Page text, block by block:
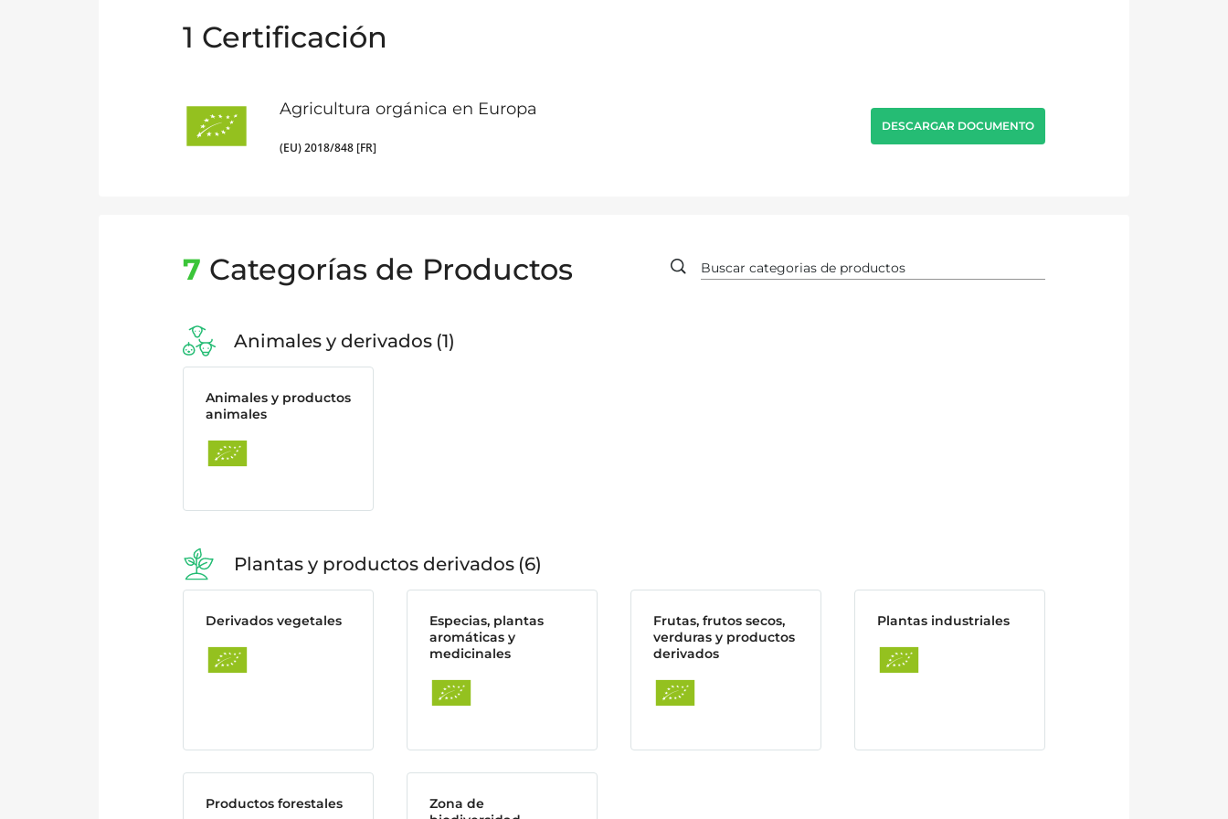
1 Certificación
Agricultura orgánica en Europa
(EU) 2018/848 [FR]
DESCARGAR DOCUMENTO
7 Categorías de Productos
Animales y derivados 1
Animales y productos
animales
Plantas y productos derivados 6
Derivados vegetales
Especias, plantas
aromáticas y
medicinales
Frutas, frutos secos,
verduras y productos
derivados
Plantas industriales
Productos forestales
Zona de